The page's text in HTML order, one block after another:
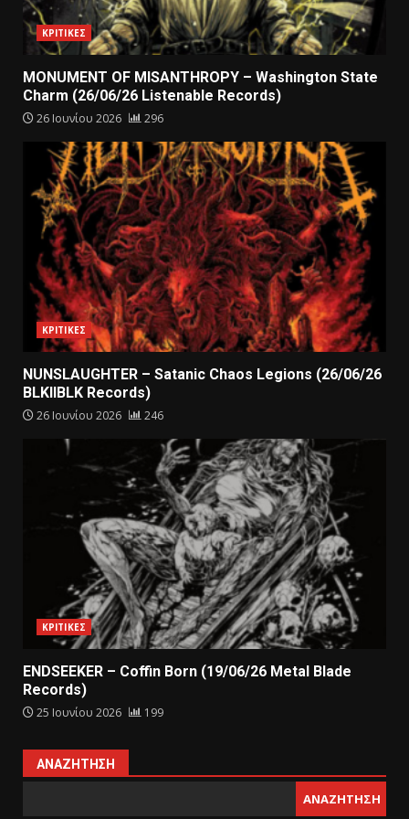
ΚΡΙΤΙΚΕΣ
MONUMENT OF MISANTHROPY – Washington State
Charm (26/06/26 Listenable Records)
26 Ιουνίου 2026 296
ΚΡΙΤΙΚΕΣ
NUNSLAUGHTER – Satanic Chaos Legions (26/06/26
BLKIIBLK Records)
26 Ιουνίου 2026 246
ΚΡΙΤΙΚΕΣ
ENDSEEKER – Coffin Born (19/06/26 Metal Blade
Records)
25 Ιουνίου 2026 199
ΑΝΑΖΉΤΗΣΗ
ΑΝΑΖΉΤΗΣΗ